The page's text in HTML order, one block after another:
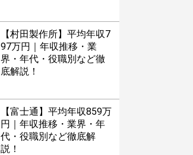
【村田製作所】平均年収7
97万円｜年収推移・業
界・年代・役職別など徹
底解説！
【富士通】平均年収859万
円｜年収推移・業界・年
代・役職別など徹底解
説！